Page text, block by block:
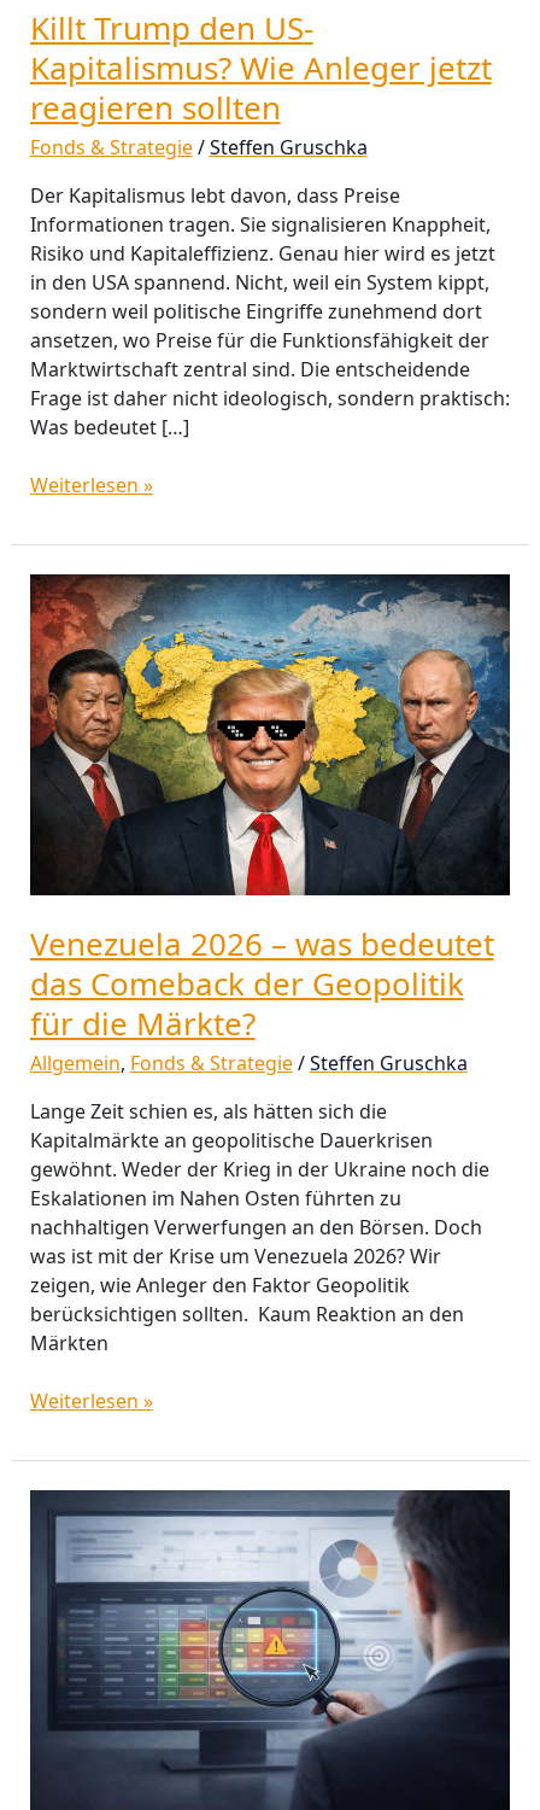
Killt Trump den US-
Kapitalismus? Wie Anleger jetzt
reagieren sollten
Fonds & Strategie/Steffen Gruschka
Der Kapitalismus lebt davon, dass Preise
Informationen tragen. Sie signalisieren Knappheit,
Risiko und Kapitaleffizienz. Genau hier wird es jetzt
in den USA spannend. Nicht, weil ein System kippt,
sondern weil politische Eingriffe zunehmend dort
ansetzen, wo Preise für die Funktionsfähigkeit der
Marktwirtschaft zentral sind. Die entscheidende
Frage ist daher nicht ideologisch, sondern praktisch:
Was bedeutet […]
Weiterlesen »
Venezuela 2026 – was bedeutet
das Comeback der Geopolitik
für die Märkte?
Allgemein, Fonds & Strategie/Steffen Gruschka
Lange Zeit schien es, als hätten sich die
Kapitalmärkte an geopolitische Dauerkrisen
gewöhnt. Weder der Krieg in der Ukraine noch die
Eskalationen im Nahen Osten führten zu
nachhaltigen Verwerfungen an den Börsen. Doch
was ist mit der Krise um Venezuela 2026? Wir
zeigen, wie Anleger den Faktor Geopolitik
berücksichtigen sollten. Kaum Reaktion an den
Märkten
Venezuela
2026
–
was
bedeutet
das
Comeback
der
Geopolitik
Weiterlesen »
Warnsignale
Fonds:
Wann
Anleger
genauer
hinschauen
sollten